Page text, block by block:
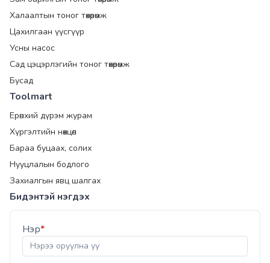
Халаалтын тоног төхөөрөмж
Цахилгаан үүсгүүр
Усны насос
Сад цэцэрлэгийн тоног төхөөрөмж
Бусад
Toolmart
Ерөнхий дүрэм журам
Хүргэлтийн нөхцөл
Бараа буцаах, солих
Нууцлалын бодлого
Захиалгын явц шалгах
Бидэнтэй нэгдэх
Нэр*